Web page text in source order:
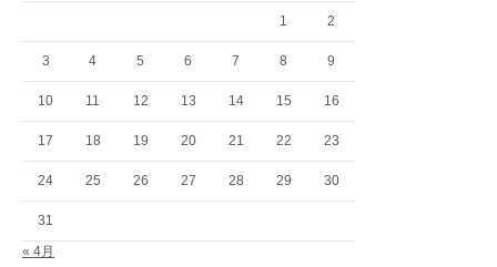
1 2
3 4 5 6 7 8 9
10 11 12 13 14 15 16
17 18 19 20 21 22 23
24 25 26 27 28 29 30
31
« 4月